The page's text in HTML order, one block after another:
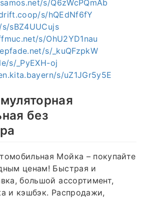
s/Q6zWcPQmAb
s/hQEdNf6fY
sBZ4UUCujs
s/OhU2YD1nau
s/_kuQFzpkW
s/_PyEXH-oj
s/uZ1JGr5y5E
без
Мойка – покупайте
ценам! Быстрая и
большой ассортимент,
и кэшбэк. Распродажи,